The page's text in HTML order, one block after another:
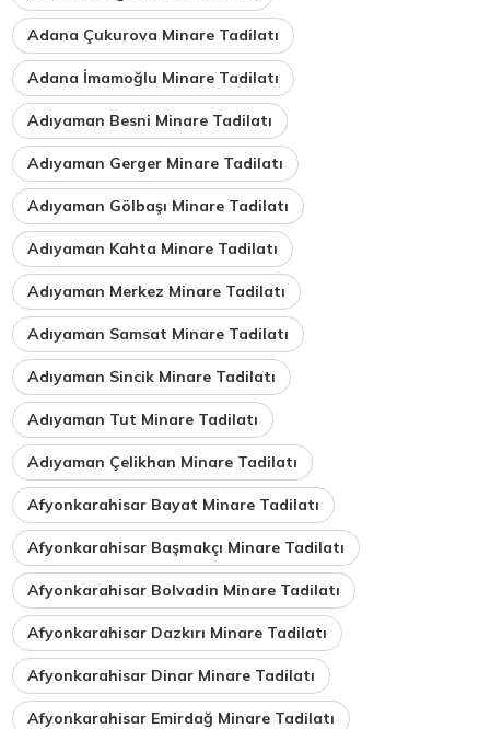
Adana Çukurova Minare Tadilatı
Adana İmamoğlu Minare Tadilatı
Adıyaman Besni Minare Tadilatı
Adıyaman Gerger Minare Tadilatı
Adıyaman Gölbaşı Minare Tadilatı
Adıyaman Kahta Minare Tadilatı
Adıyaman Merkez Minare Tadilatı
Adıyaman Samsat Minare Tadilatı
Adıyaman Sincik Minare Tadilatı
Adıyaman Tut Minare Tadilatı
Adıyaman Çelikhan Minare Tadilatı
Afyonkarahisar Bayat Minare Tadilatı
Afyonkarahisar Başmakçı Minare Tadilatı
Afyonkarahisar Bolvadin Minare Tadilatı
Afyonkarahisar Dazkırı Minare Tadilatı
Afyonkarahisar Dinar Minare Tadilatı
Afyonkarahisar Emirdağ Minare Tadilatı